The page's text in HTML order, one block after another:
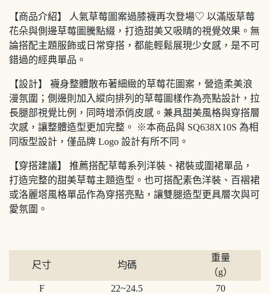
【商品介紹】 人氣草莓圖案過膝襪再次登場♡ 以滿版草莓
花朵與側邊草莓圖騰點綴，打造甜美又吸睛的視覺效果。無
論搭配主題服飾或日常穿搭，都能輕鬆展現少女感，是不可
錯過的經典單品。
【設計】 襪身整體散布著細緻的草莓花圖案，營造柔美浪
漫氛圍；側邊則加入縱向排列的草莓圖樣作為亮點設計，拉
長腿部視覺比例，同時增添俏皮感。兼具甜美風格與穿搭層
次感，讓整體造型更加完整。 ※本商品與 SQ638X10S 為相
同版型設計，僅品牌 Logo 設計有所不同。
【穿搭建議】 推薦搭配草莓系列洋裝、裙裝或圍裙單品，
打造完整的甜美草莓主題造型。也可搭配素色洋裝、百褶裙
或洛麗塔風格單品作為穿搭亮點，讓雙腿造型更具層次與可
愛氛圍。
尺寸 均碼
重量
（g）
F
22~24.5 70